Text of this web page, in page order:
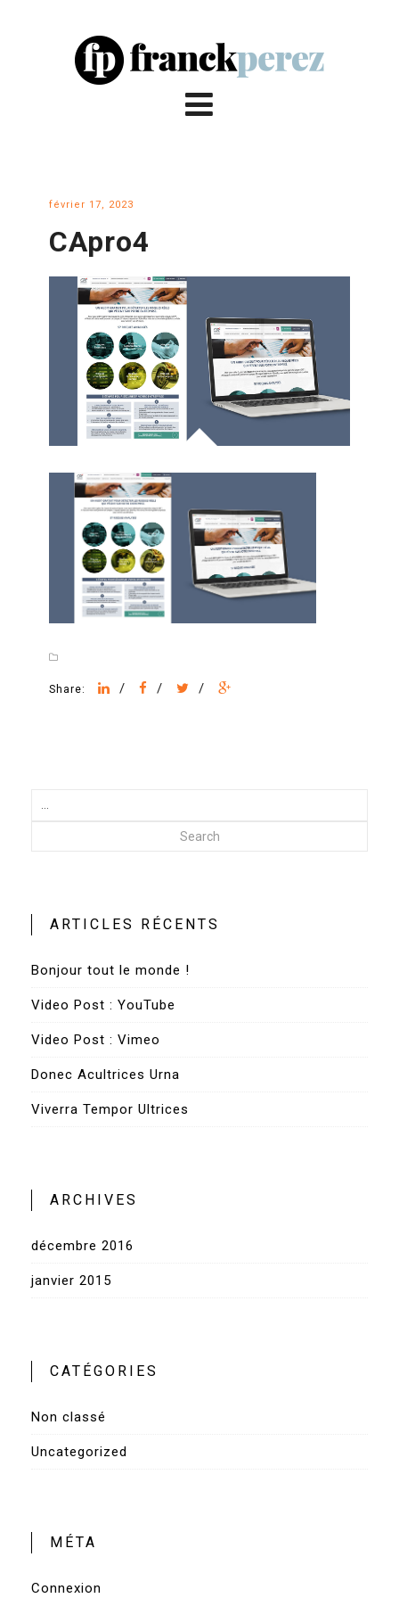
février 17, 2023
CApro4
Share: / / /
Search
ARTICLES RÉCENTS
Bonjour tout le monde !
Video Post : YouTube
Video Post : Vimeo
Donec Acultrices Urna
Viverra Tempor Ultrices
ARCHIVES
décembre 2016
janvier 2015
CATÉGORIES
Non classé
Uncategorized
MÉTA
Connexion